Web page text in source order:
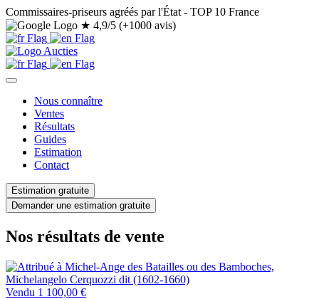
Commissaires-priseurs agréés par l'État - TOP 10 France
★ 4,9/5 (+1000 avis)
Nous connaître
Ventes
Résultats
Guides
Estimation
Contact
Estimation gratuite
Demander une estimation gratuite
Nos résultats de vente
Vendu 1 100,00 €